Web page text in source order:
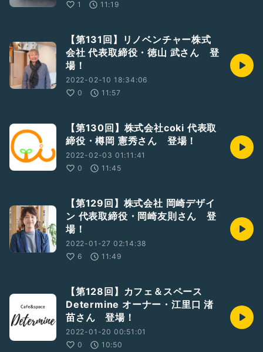
1 11:19
【第131回】リノベンチャー株式
会社 代表取締役・徳山 武さん 登
場！
2022-02-10 18:34:06
0
11:57
【第130回】株式会社coki 代表取
締役・樽岡 憲秀さん 登場！
2022-02-03 01:11:41
0
11:45
【第129回】株式会社 岡崎デザイ
ン 代表取締役・岡崎友則さん 登
場！
2022-01-27 02:14:38
6
11:49
【第128回】カフェ＆スペース
Determine オーナー・江里口 渚
苗さん 登場！
2022-01-20 00:51:01
0
10:50